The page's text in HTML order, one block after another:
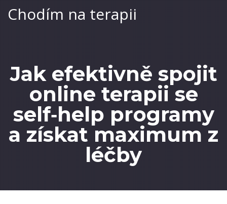
Chodím na terapii
Jak efektivně spojit
online terapii se
self‑help programy
a získat maximum z
léčby